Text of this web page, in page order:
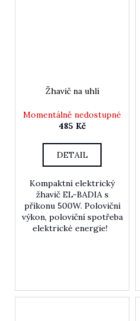
Žhavič na uhlí
Momentálně nedostupné
485 Kč
DETAIL
Kompaktní elektrický
žhavič EL-BADIA s
příkonu 500W. Poloviční
výkon, poloviční spotřeba
elektrické energie!